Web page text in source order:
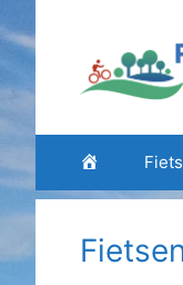
naar
inhoud